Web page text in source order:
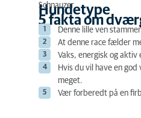
Hundetype
Schnauzer
5 fakta om
Denne lille ven
At denne race fælder
Vaks, energisk og
Hvis du vil have en
meget.
Vær forberedt på en